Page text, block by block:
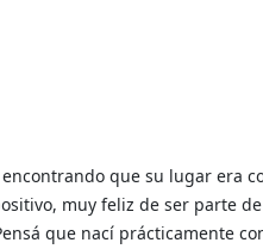
que su lugar era
muy feliz de ser parte
que nací prácticamente